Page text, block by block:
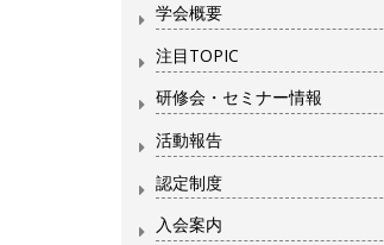
学会概要
注目TOPIC
研修会・セミナー情報
活動報告
認定制度
入会案内